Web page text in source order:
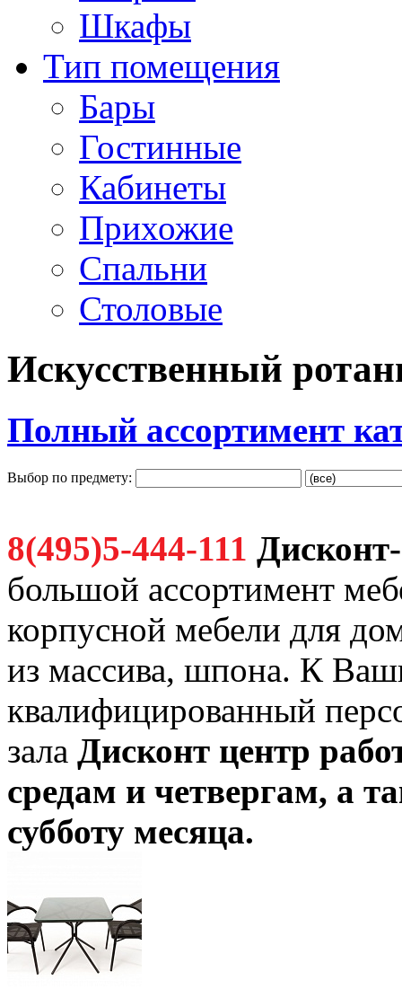
Шкафы
Тип помещения
Бары
Гостинные
Кабинеты
Прихожие
Спальни
Столовые
Искусственный
Полный ассортимент
Выбор по предмету:
8(495)5-444-111
большой ассортимент
корпусной мебели для
из массива, шпона. К
квалифицированный
зала Дисконт центр
средам и четвергам, а
субботу месяца.